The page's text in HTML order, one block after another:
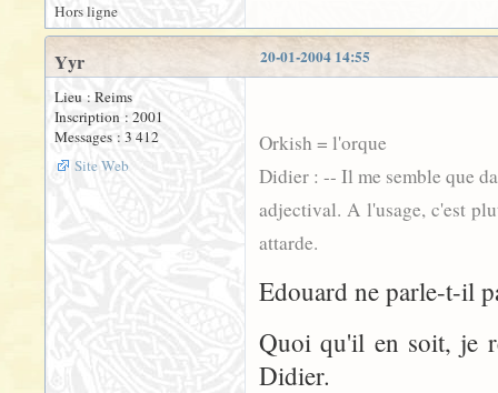
Hors ligne
20-01-2004 14:55
Yyr
Lieu : Reims
Inscription : 2001
Messages : 3 412
Site Web
Orkish = l'orque
Didier : -- Il me semble que
adjectival. A l'usage, c'est
attarde.
Edouard ne parle-t-il
Quoi qu'il en soit, je
Didier.